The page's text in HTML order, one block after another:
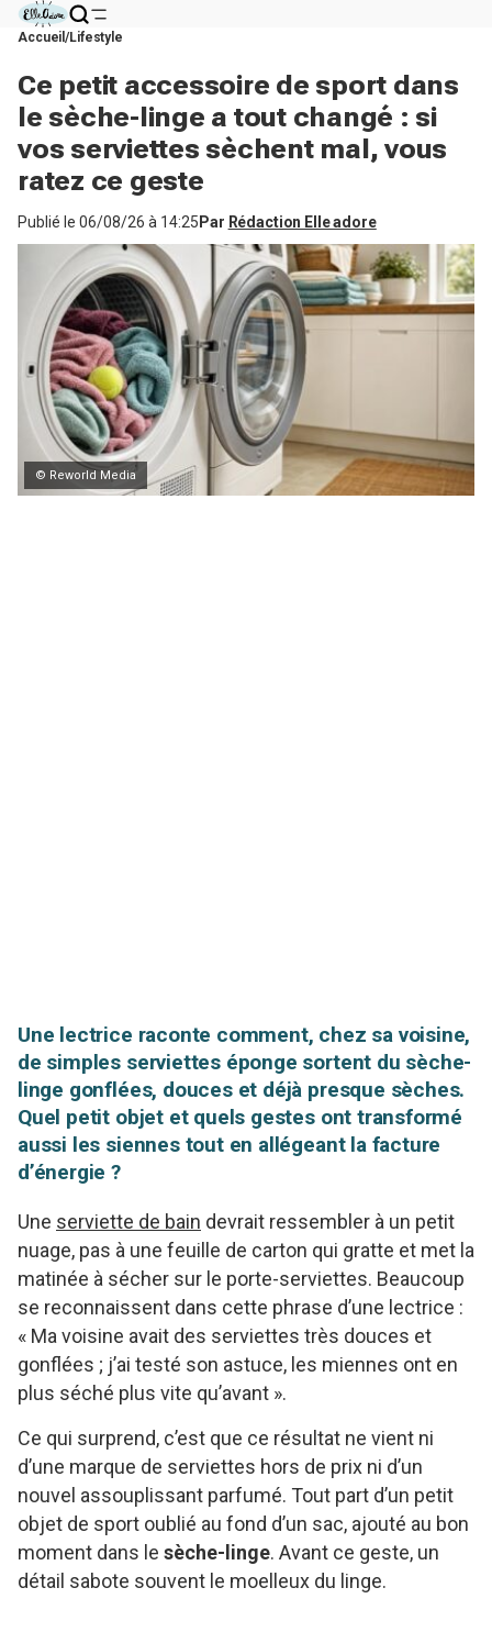
Accueil Lifestyle
Ce petit accessoire de sport dans
le sèche-linge a tout changé : si
vos serviettes sèchent mal, vous
ratez ce geste
Publié le 06/08/26 à 14:25 Par Rédaction Elle adore
© Reworld Media
Une lectrice raconte comment, chez sa voisine,
de simples serviettes éponge sortent du sèche-
linge gonflées, douces et déjà presque sèches.
Quel petit objet et quels gestes ont transformé
aussi les siennes tout en allégeant la facture
d’énergie ?
Une serviette de bain devrait ressembler à un petit
nuage, pas à une feuille de carton qui gratte et met la
matinée à sécher sur le porte-serviettes. Beaucoup
se reconnaissent dans cette phrase d’une lectrice :
« Ma voisine avait des serviettes très douces et
gonflées ; j’ai testé son astuce, les miennes ont en
plus séché plus vite qu’avant ».
Ce qui surprend, c’est que ce résultat ne vient ni
d’une marque de serviettes hors de prix ni d’un
nouvel assouplissant parfumé. Tout part d’un petit
objet de sport oublié au fond d’un sac, ajouté au bon
moment dans le sèche-linge. Avant ce geste, un
détail sabote souvent le moelleux du linge.